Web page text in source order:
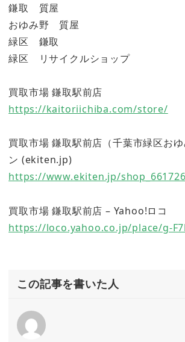
鎌取 質屋
おゆみ野 質屋
緑区 鎌取
緑区 リサイクルショップ
買取市場 鎌取駅前店
https://kaitoriichiba.com/store/
買取市場 鎌取駅前店（千葉市緑区お
ン (ekiten.jp)
https://www.ekiten.jp/
買取市場 鎌取駅前店 – Yahoo!ロコ
https://loco.yahoo.co.jp/place/g-
この記事を書いた人